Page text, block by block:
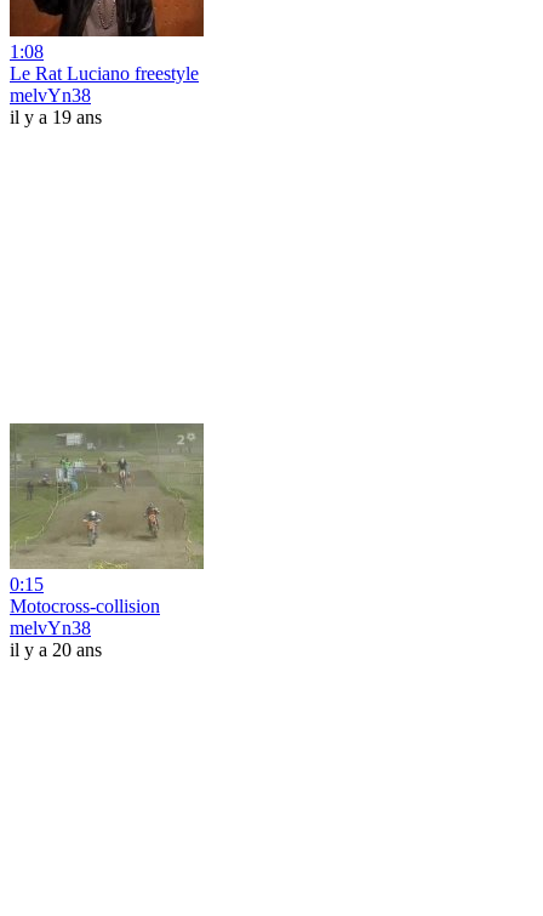
1:08
Le Rat Luciano freestyle
melvYn38
il y a 19 ans
0:15
Motocross-collision
melvYn38
il y a 20 ans